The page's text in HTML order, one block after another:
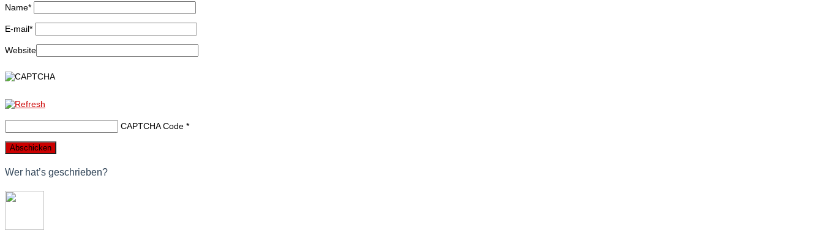
Name*
E-mail*
Website
CAPTCHA Code *
Wer hat’s geschrieben?